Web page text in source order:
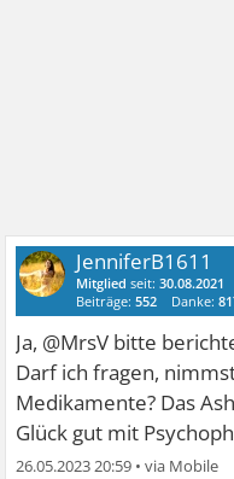
JenniferB1611
Mitglied seit:30.08.2021
Beiträge:552 Danke:
Ja, @MrsV bitte
Darf ich fragen,
Medikamente? Das
Glück gut mit
26.05.2023 20:59 •